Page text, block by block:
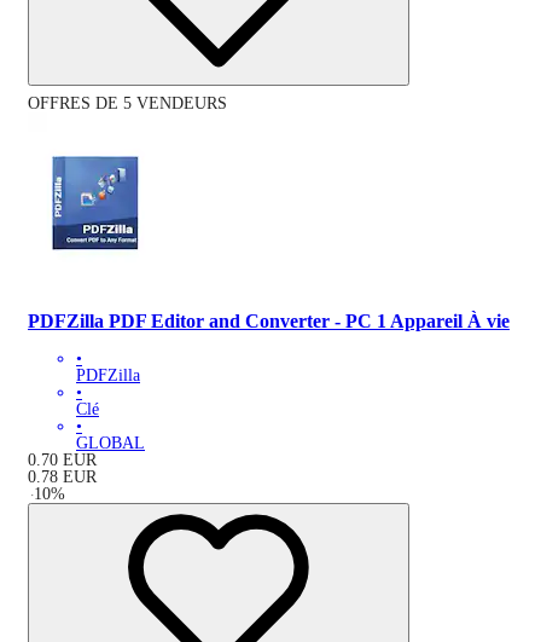
OFFRES DE 5 VENDEURS
PDFZilla PDF Editor and Converter - PC 1 Appareil À vie
•
PDFZilla
•
Clé
•
GLOBAL
0.70 EUR
0.78 EUR
-10%